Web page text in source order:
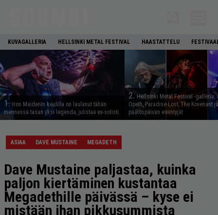
KUVAGALLERIA HELLSINKI METAL FESTIVAL HAASTATTELU
1. Iron Maidenin keulilla on laulanut tähän
mennessä tasan yksi legenda, julistaa ex-solisti
2. Hellsinki Metal Festival -galleria,
Opeth, Paradise Lost, The Kovenant
päätöspäivän esiintyjät
ASIAA DAVE MUSTAINE MEGADETH
Dave Mustaine paljastaa, kuinka
paljon kiertäminen kustantaa
Megadethille päivässä – kyse ei
mistään ihan pikkusummista